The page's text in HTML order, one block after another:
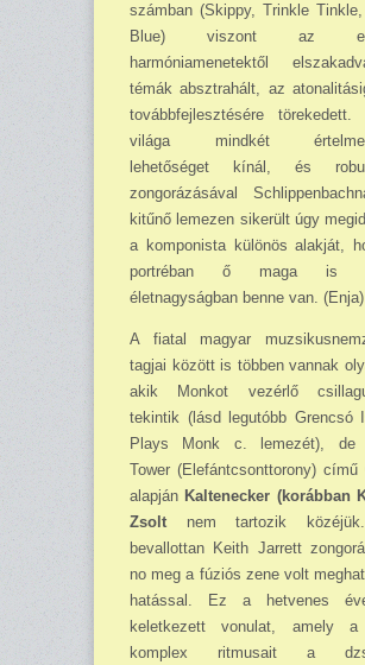
számban (Skippy, Trinkle
Blue) viszont az
harmóniamenetektől
témák absztrahált, az
továbbfejlesztésére törekedett.
világa mindkét
lehetőséget kí­nál, és
zongorázásával
kitűnő lemezen sikerült úgy
a komponista különös alakját,
portréban ő maga is
életnagyságban benne van. (Enja)
A fiatal magyar
tagjai között is többen vannak
akik Monkot vezérlő
tekintik (lásd legutóbb Grencsó
Plays Monk c. lemezét), de
Tower (Elefántcsonttorony) című
alapján Kaltenecker (korábban
Zsolt nem tar­tozik
bevallottan Keith Jarrett
no meg a fúziós zene volt
hatással. Ez a hetvenes
keletkezett vonulat, amely
komplex ritmusait a